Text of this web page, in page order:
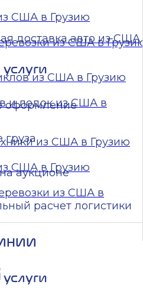
доставка авто из США
из США в Грузию
и лодок из США в
из США в Грузию
США в Грузию
из США в
США в Грузию
из США в
оформление
груза
аукционе
расчет логистики